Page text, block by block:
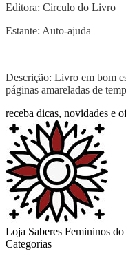
Editora: Circulo do Livro
Estante: Auto-ajuda
Descrição: Livro em bom
páginas amareladas de
receba dicas, novidades e
Loja Saberes Femininos
Categorias